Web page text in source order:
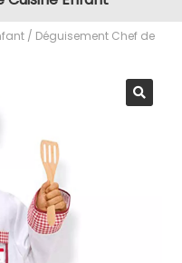
/ Déguisement Chef de